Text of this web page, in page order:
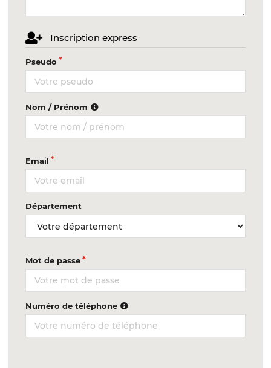
Inscription express
Pseudo
Nom / Prénom
Email
Département
Mot de passe
Numéro de téléphone